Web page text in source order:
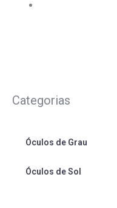
Categorias
Óculos de Grau
Óculos de Sol